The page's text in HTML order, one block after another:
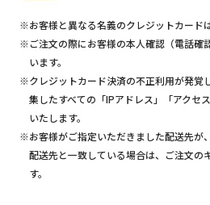
※お客様と異なる名義のクレジットカード
※ご注文の際にお客様の本人確認（電話確
います。
※クレジットカード決済の不正利用が発覚
集したすべての「IPアドレス」「アクセ
いたします。
※お客様がご指定いただきました配送先が
配送先と一致している場合は、ご注文の
す。